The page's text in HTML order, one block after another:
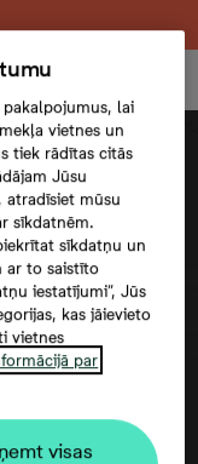
lai
vietnes un
tiek rādītas citās
Jūsu
atradīsiet mūsu
sīkdatnēm.
sīkdatņu un
ar to saistīto
iestatījumi”, Jūs
kas jāievieto
vietnes
par
visas